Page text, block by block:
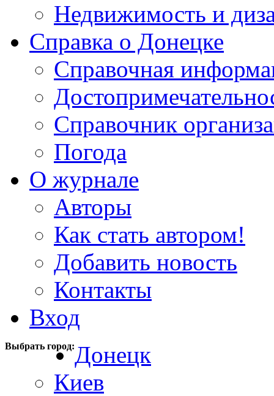
Недвижимость и
Справка о Донецке
Справочная
Справочник
Погода
О журнале
Авторы
Как стать автором!
Добавить новость
Контакты
Вход
Выбрать город:Донецк
Киев